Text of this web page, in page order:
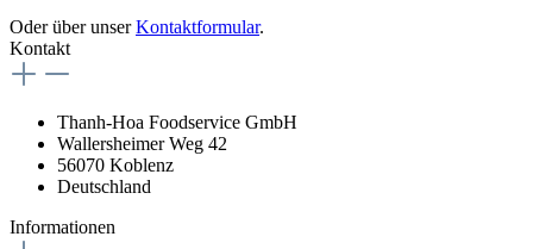
Oder über unserKontaktformular.
Kontakt
Thanh-Hoa Foodservice GmbH
Wallersheimer Weg 42
56070 Koblenz
Deutschland
Informationen